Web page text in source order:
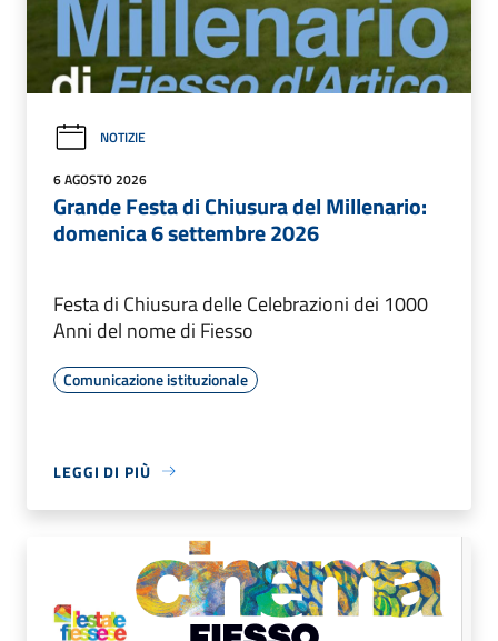
NOTIZIE
6 AGOSTO 2026
Grande Festa di Chiusura del Millenario:
domenica 6 settembre 2026
Festa di Chiusura delle Celebrazioni dei 1000
Anni del nome di Fiesso
Comunicazione istituzionale
LEGGI DI PIÙ